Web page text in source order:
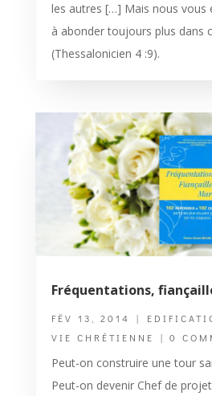
les autres […] Mais nous vous
à abonder toujours plus dans
(Thessalonicien 4 :9).
Fréquentations,
FÉV 13, 2014 |
VIE CHRÉTIENNE
| 0
Peut-on construire une tour
Peut-on devenir Chef de